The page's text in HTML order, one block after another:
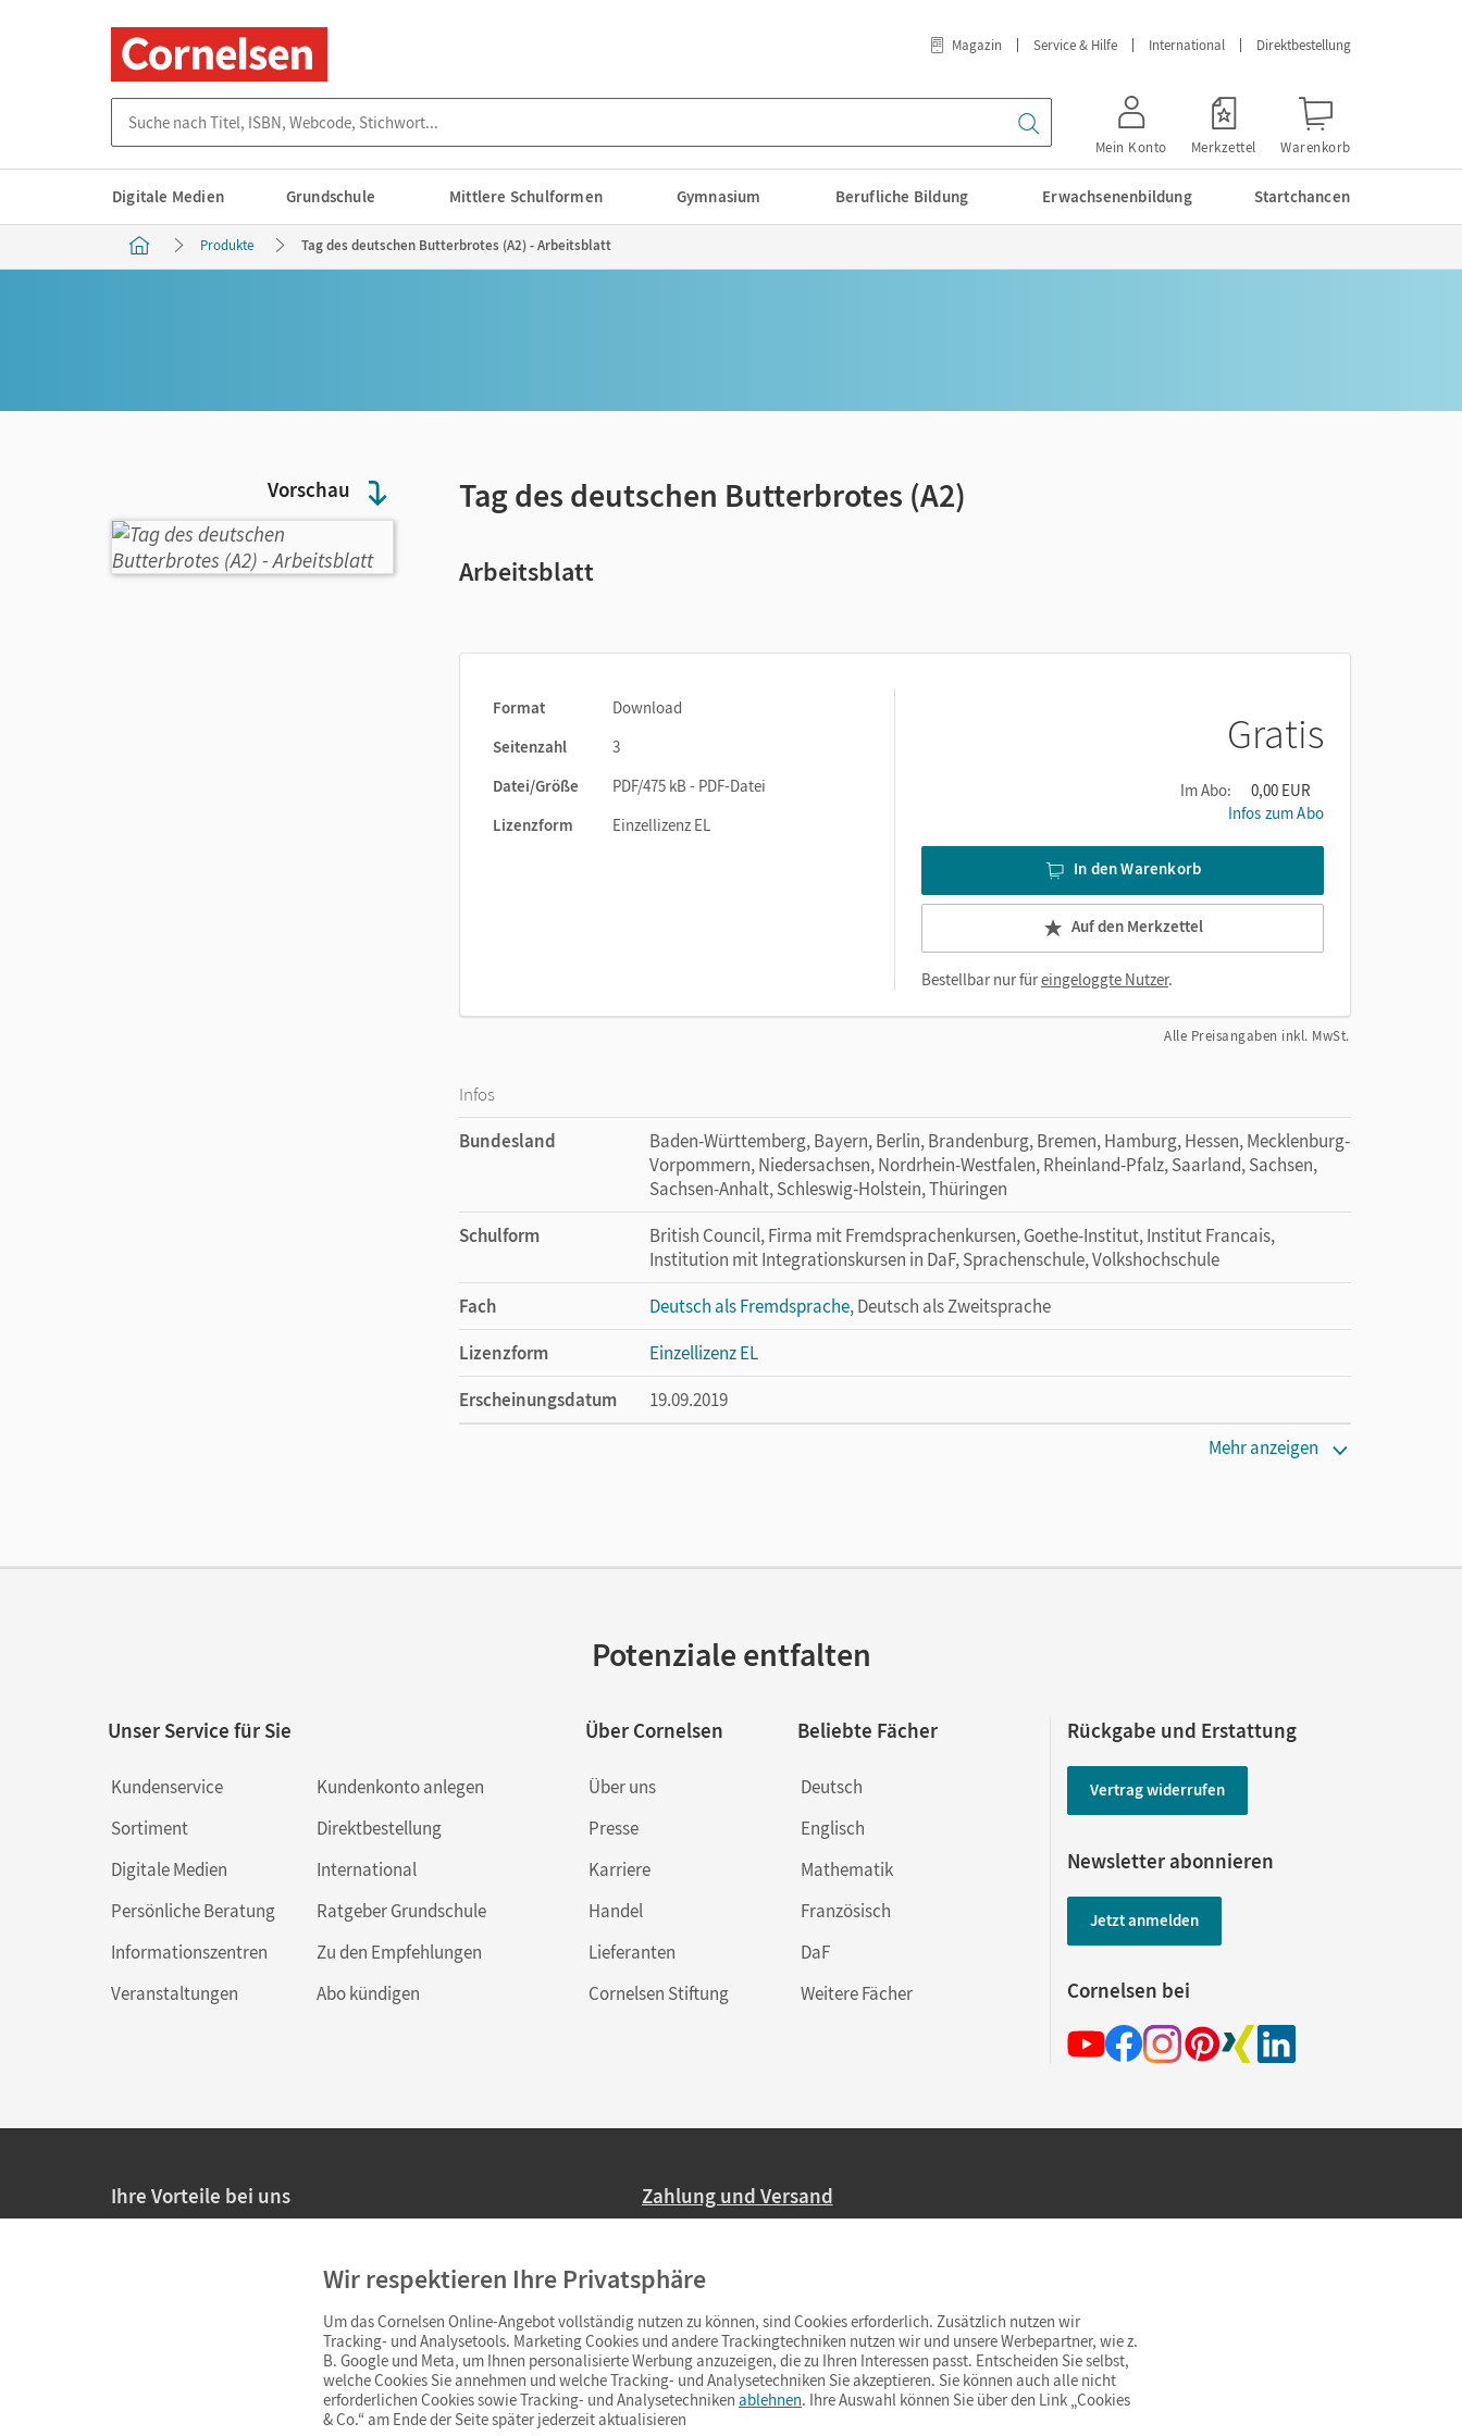
Magazin Service & Hilfe International Direktbestellung
Mein Konto Merkzettel Warenkorb
Digitale Medien Grundschule Mittlere Schulformen Gymnasium Berufliche Bildung Erwachsenenbildung Startchancen
Produkte Tag des deutschen Butterbrotes (A2) - Arbeitsblatt
Vorschau Tag des deutschen Butterbrotes (A2)
Arbeitsblatt
Format
Download
Seitenzahl
3
Datei/Größe
PDF/475 kB - PDF-Datei
Lizenzform
Einzellizenz EL
Gratis
Im Abo:
0,00 EUR
Infos zum Abo
In den Warenkorb
Auf den Merkzettel
Bestellbar nur füreingeloggte Nutzer.
Alle Preisangaben inkl. MwSt.
Infos
Bundesland
Baden-Württemberg, Bayern, Berlin, Brandenburg, Bremen, Hamburg, Hessen, Mecklenburg-
Vorpommern, Niedersachsen, Nordrhein-Westfalen, Rheinland-Pfalz, Saarland, Sachsen,
Sachsen-Anhalt, Schleswig-Holstein, Thüringen
Schulform
British Council, Firma mit Fremdsprachenkursen, Goethe-Institut, Institut Francais,
Institution mit Integrationskursen in DaF, Sprachenschule, Volkshochschule
Fach
Deutsch als Fremdsprache, Deutsch als Zweitsprache
Lizenzform
Einzellizenz EL
Erscheinungsdatum
19.09.2019
Mehr anzeigen
Potenziale entfalten
Unser Service für Sie
Kundenservice
Sortiment
Digitale Medien
Persönliche Beratung
Informationszentren
Veranstaltungen
Kundenkonto anlegen
Direktbestellung
International
Ratgeber Grundschule
Zu den Empfehlungen
Abo kündigen
Über Cornelsen
Über uns
Presse
Karriere
Handel
Lieferanten
Cornelsen Stiftung
Beliebte Fächer
Deutsch
Englisch
Mathematik
Französisch
DaF
Weitere Fächer
Rückgabe und Erstattung
Vertrag widerrufen
Newsletter abonnieren
Jetzt anmelden
Cornelsen bei
Ihre Vorteile bei uns
Persönliche Angebote für Lehrkräfte
Sicheres Einkaufen mit SSL-Verschlüsselung
Widerrufsfristvon 4 Wochen
Schnelle und einfache Retourenabwicklung
Zahlung und Versand
Ab 59,– EUR Bestellwert liefern wir versandkostenfrei innerhalb Deutschlands
(Lieferung in 3–6 Tagen).
Wir respektieren Ihre Privatsphäre
Um das Cornelsen Online-Angebot vollständig nutzen zu können, sind Cookies erforderlich. Zusätzlich nutzen wir
Tracking- und Analysetools. Marketing Cookies und andere Trackingtechniken nutzen wir und unsere Werbepartner, wie z.
B. Google und Meta, um Ihnen personalisierte Werbung anzuzeigen, die zu Ihren Interessen passt. Entscheiden Sie selbst,
welche Cookies Sie annehmen und welche Tracking- und Analysetechniken Sie akzeptieren. Sie können auch alle nicht
erforderlichen Cookies sowie Tracking- und Analysetechniken ablehnen. Ihre Auswahl können Sie über den Link „Cookies
& Co.“ am Ende der Seite später jederzeit aktualisieren